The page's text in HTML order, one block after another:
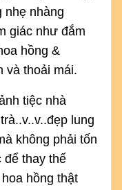
nhẹ nhàng
giác như đắm
hồng &
và thoải mái.
tiệc nhà
lung
không phải tốn
để thay thế
hồng thật